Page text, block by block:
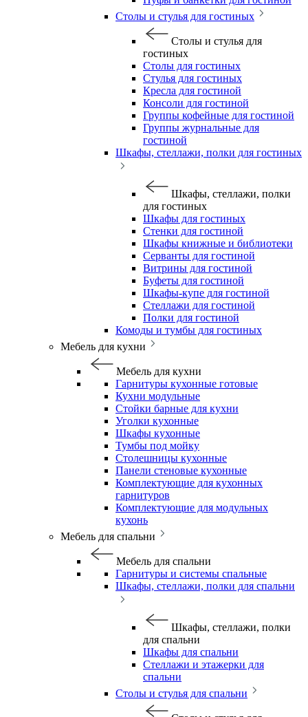
Столы и стулья для гостиных
Столы и стулья для
гостиных
Столы для гостиных
Стулья для гостиных
Кресла для гостиной
Консоли для гостиной
Группы кофейные для гостиной
Группы журнальные для
гостиной
Шкафы, стеллажи, полки для гостиных
Шкафы, стеллажи, полки
для гостиных
Шкафы для гостиных
Стенки для гостиной
Шкафы книжные и библиотеки
Серванты для гостиной
Витрины для гостиной
Буфеты для гостиной
Шкафы-купе для гостиной
Стеллажи для гостиной
Полки для гостиной
Комоды и тумбы для гостиных
Мебель для кухни
Мебель для кухни
Гарнитуры кухонные готовые
Кухни модульные
Стойки барные для кухни
Уголки кухонные
Шкафы кухонные
Тумбы под мойку
Столешницы кухонные
Панели стеновые кухонные
Комплектующие для кухонных
гарнитуров
Комплектующие для модульных
кухонь
Мебель для спальни
Мебель для спальни
Гарнитуры и системы спальные
Шкафы, стеллажи, полки для спальни
Шкафы, стеллажи, полки
для спальни
Шкафы для спальни
Стеллажи и этажерки для
спальни
Столы и стулья для спальни